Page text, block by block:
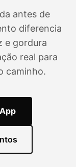
antes de
diferencia
e gordura
real para
caminho.